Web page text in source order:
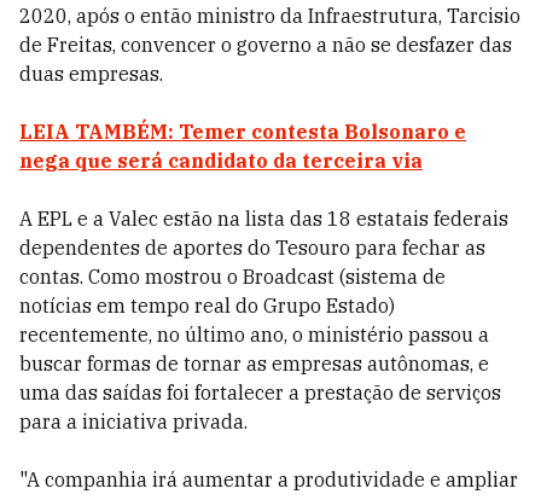
2020, após o então ministro da Infraestrutura, Tarcisio
de Freitas, convencer o governo a não se desfazer das
duas empresas.
LEIA TAMBÉM: Temer contesta Bolsonaro e
nega que será candidato da terceira via
A EPL e a Valec estão na lista das 18 estatais federais
dependentes de aportes do Tesouro para fechar as
contas. Como mostrou o Broadcast (sistema de
notícias em tempo real do Grupo Estado)
recentemente, no último ano, o ministério passou a
buscar formas de tornar as empresas autônomas, e
uma das saídas foi fortalecer a prestação de serviços
para a iniciativa privada.
"A companhia irá aumentar a produtividade e ampliar